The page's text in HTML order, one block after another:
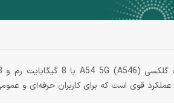
گوشی
درباره مدیریت
قوی است که برای کاربران حرفه‌ای و